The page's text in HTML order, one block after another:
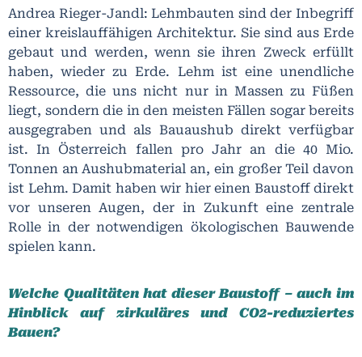
Andrea Rieger-Jandl: Lehmbauten sind der Inbegriff
einer kreislauffähigen Architektur. Sie sind aus Erde
gebaut und werden, wenn sie ihren Zweck erfüllt
haben, wieder zu Erde. Lehm ist eine unendliche
Ressource, die uns nicht nur in Massen zu Füßen
liegt, sondern die in den meisten Fällen sogar bereits
ausgegraben und als Bauaushub direkt verfügbar
ist. In Österreich fallen pro Jahr an die 40 Mio.
Tonnen an Aushubmaterial an, ein großer Teil davon
ist Lehm. Damit haben wir hier einen Baustoff direkt
vor unseren Augen, der in Zukunft eine zentrale
Rolle in der notwendigen ökologischen Bauwende
spielen kann.
Welche Qualitäten hat dieser Baustoff – auch im
Hinblick auf zirkuläres und CO2-reduziertes
Bauen?